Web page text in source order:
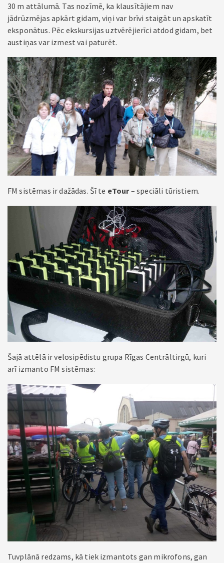
30 m attālumā. Tas nozīmē, ka klausītājiem nav
jādrūzmējas apkārt gidam, viņi var brīvi staigāt un apskatīt
eksponātus. Pēc ekskursijas uztvērējierīci atdod gidam, bet
austiņas var izmest vai paturēt.
FM sistēmas ir dažādas. Šī te eTour– speciāli tūristiem.
Šajā attēlā ir velosipēdistu grupa Rīgas Centrāltirgū, kuri
arī izmanto FM sistēmas:
Tuvplānā redzams, kā tiek izmantots gan mikrofons, gan